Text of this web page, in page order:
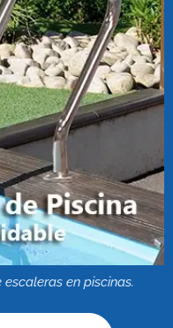
en piscinas.